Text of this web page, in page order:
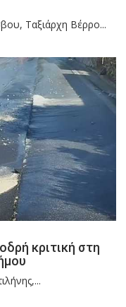
Ταξιάρχη Βέρρο...
κριτική στη